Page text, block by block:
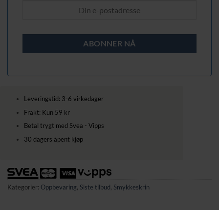
Leveringstid: 3-6 virkedager
Frakt: Kun 59 kr
Betal trygt med Svea - Vipps
30 dagers åpent kjøp
Kategorier: Oppbevaring, Siste tilbud, Smykkeskrin